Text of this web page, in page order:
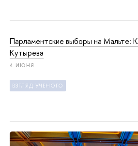
Парламентские выборы на Мальте:
Кутырева
4 ИЮНЯ
ВЗГЛЯД УЧЕНОГО